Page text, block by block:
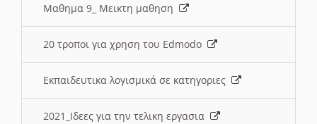
Μαθημα 9_ Μεικτη μαθηση
20 τροποι για χρηση του Edmodo
Εκπαιδευτικα λογισμικά σε κατηγοριες
2021_Ιδεες για την τελικη εργασια